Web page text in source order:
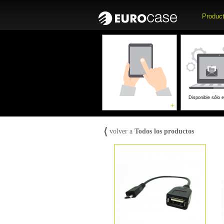
+
Computadoras
Disponible sólo
⟨ volver a Todos los productos